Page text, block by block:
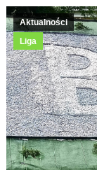
Aktualności
Liga